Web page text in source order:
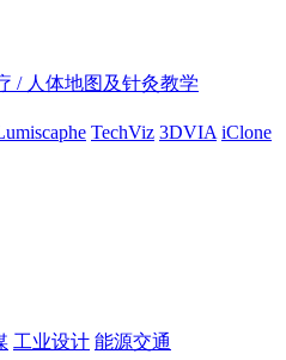
/ 人体地图及针灸教学
TechViz 3DVIA iClone
工业设计 能源交通